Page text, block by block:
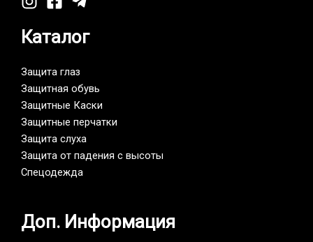
Каталог
Защита глаз
Защитная обувь
Защитные Каски
Защитные перчатки
Защита слуха
Защита от падения с высоты
Спецодежда
Доп. Информация